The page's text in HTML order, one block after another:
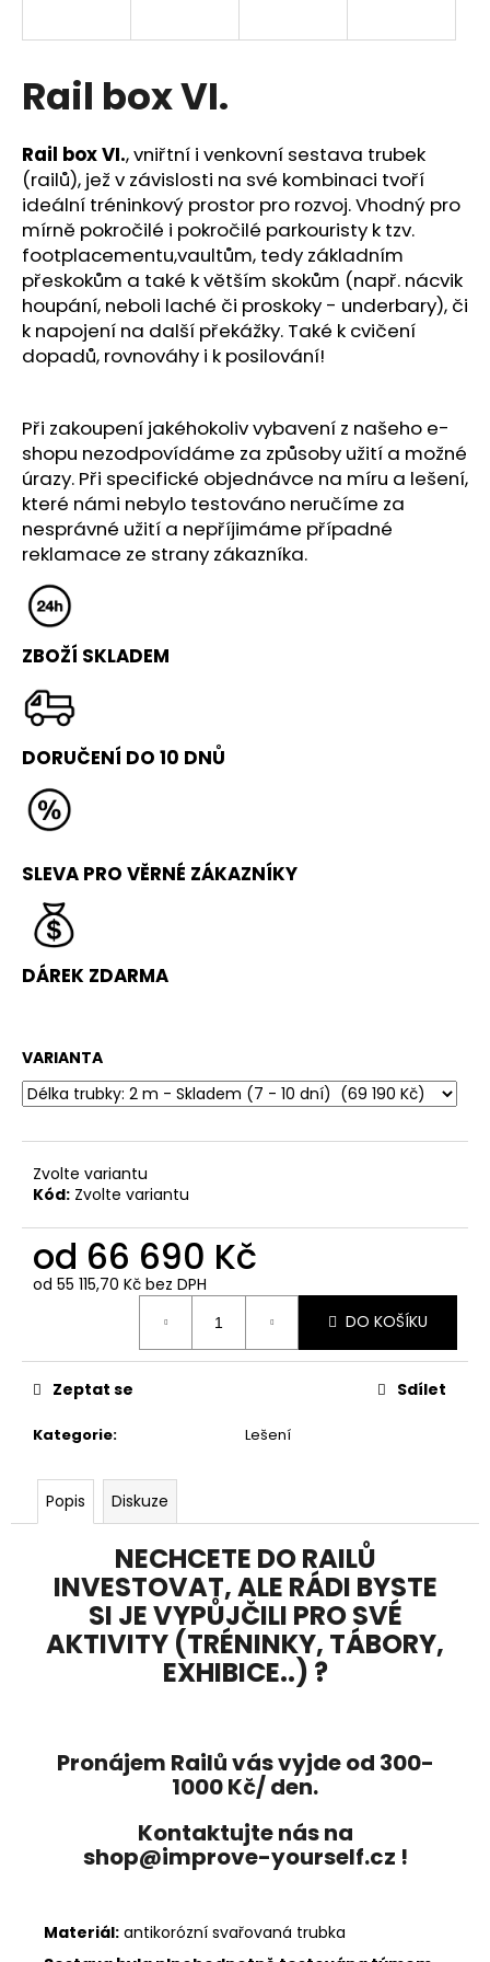
Rail box VI.
Rail box VI., vniřtní i venkovní sestava trubek
(railů), jež v závislosti na své kombinaci tvoří
ideální tréninkový prostor pro rozvoj. Vhodný pro
mírně pokročilé i pokročilé parkouristy k tzv.
footplacementu,vaultům, tedy základním
přeskokům a také květším skokům (např. nácvik
houpání, neboli laché či proskoky - underbary), či
k napojení na další překážky. Také k cvičení
dopadů, rovnováhy i k posilování!
Při zakoupení jakéhokoliv vybavení z našeho e-
shopu nezodpovídáme za způsoby užití a možné
úrazy. Při specifické objednávce na míru a lešení,
které námi nebylo testováno neručíme za
nesprávné užití a nepříjimáme případné
reklamace ze strany zákazníka.
ZBOŽÍ SKLADEM
DORUČENÍ DO 10 DNŮ
SLEVA PRO VĚRNÉ ZÁKAZNÍKY
DÁREK ZDARMA
VARIANTA
Zvolte variantu
Kód: Zvolte variantu
od 66 690 Kč
od 55 115,70 Kč bez DPH
DO KOŠÍKU
Kategorie: Lešení
Zeptat se Sdílet
Popis Diskuze
NECHCETE DO RAILŮ
INVESTOVAT, ALE RÁDI BYSTE
SI JE VYPŮJČILI PRO SVÉ
AKTIVITY (TRÉNINKY, TÁBORY,
EXHIBICE..) ?
Pronájem Railů vás vyjde od 300-
1000 Kč/ den.
Kontaktujte nás na
shop@improve-yourself.cz !
Materiál: antikorózní svařovaná trubka
í
t
?
HLEDAT
D
o
r
u
č
u
j
e
m
e
ŽÍNĚNKA
(300X200X25
CM,
RG
20)
9
990
Kč
10
Kč